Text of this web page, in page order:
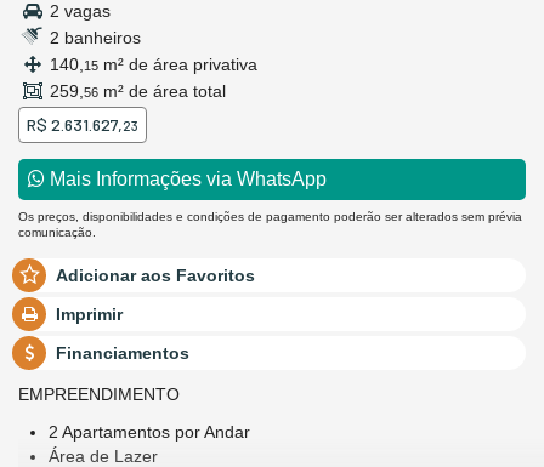
2 vagas
2 banheiros
140, 15 m² de área privativa
259, 56 m² de área total
R$ 2.631.627,23
Mais Informações via WhatsApp
Os preços, disponibilidades e condições de pagamento poderão ser alterados sem prévia
comunicação.
Adicionar aos Favoritos
Imprimir
Financiamentos
EMPREENDIMENTO
2 Apartamentos por Andar
Área de Lazer